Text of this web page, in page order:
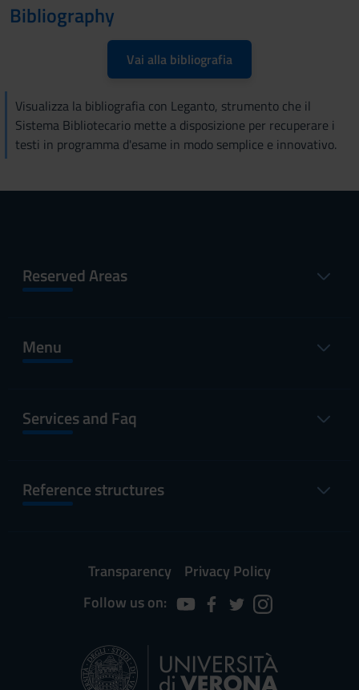
Bibliography
Vai alla bibliografia
Visualizza la bibliografia con Leganto, strumento che il
Sistema Bibliotecario mette a disposizione per recuperare i
testi in programma d'esame in modo semplice e innovativo.
Reserved Areas
Menu
Services and Faq
Reference structures
Transparency
Privacy Policy
Follow us on: